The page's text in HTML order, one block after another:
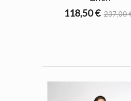
118,50 € 237,00